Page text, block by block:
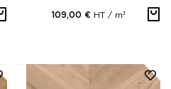
109,00 € HT / m²